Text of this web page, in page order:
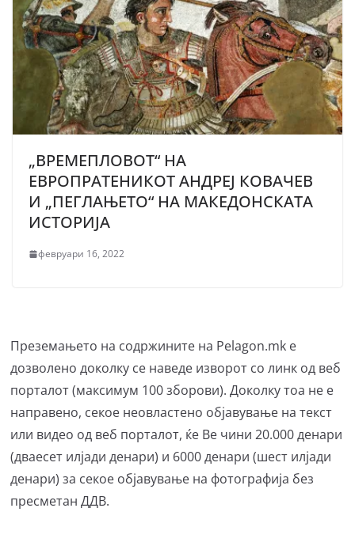
„ВРЕМЕПЛОВОТ“ НА
ЕВРОПРАТЕНИКОТ АНДРЕЈ КОВАЧЕВ
И „ПЕГЛАЊЕТО“ НА МАКЕДОНСКАТА
ИСТОРИЈА
февруари 16, 2022
Преземањето на содржините на Pelagon.mk е
дозволено доколку се наведе изворот со линк од веб
порталот (максимум 100 зборови). Доколку тоа не е
направено, секое неовластено објавување на текст
или видео од веб порталот, ќе Ве чини 20.000 денари
(дваесет илјади денари) и 6000 денари (шест илјади
денари) за секое објавување на фотографија без
пресметан ДДВ.